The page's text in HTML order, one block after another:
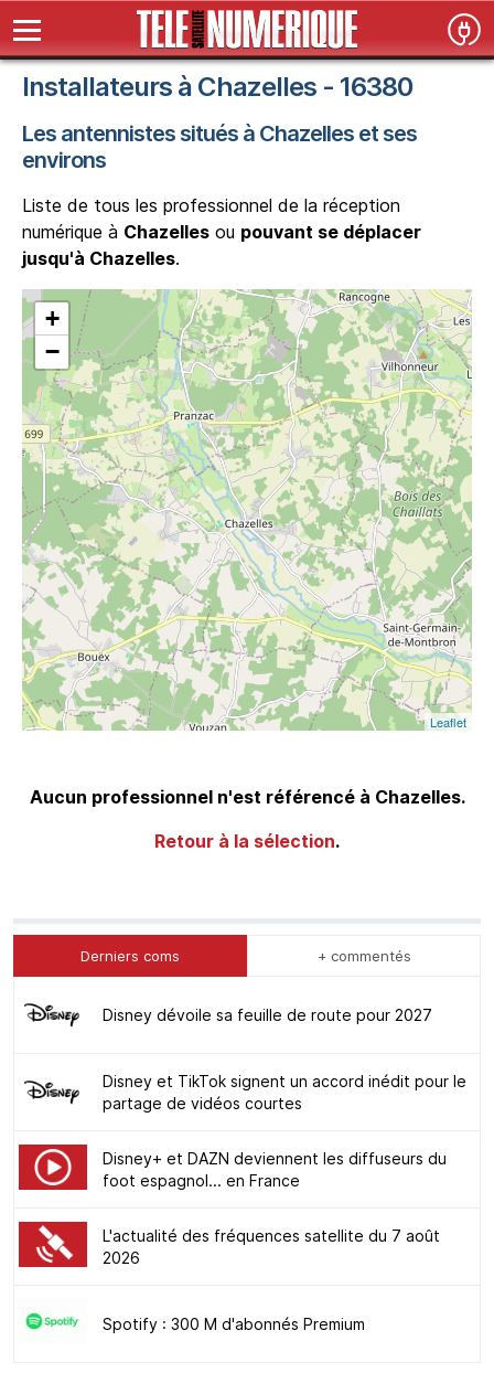
Installateurs à Chazelles - 16380
Les antennistes situés à Chazelles et ses
environs
Liste de tous les professionnel de la réception
numérique à Chazelles ou pouvant se déplacer
jusqu'à Chazelles.
+
−
Leaflet
Aucun professionnel n'est référencé à Chazelles.
Retour à la sélection.
Derniers coms + commentés
Disney dévoile sa feuille de route pour 2027
Disney et TikTok signent un accord inédit pour le
partage de vidéos courtes
Disney+ et DAZN deviennent les diffuseurs du
foot espagnol... en France
L'actualité des fréquences satellite du 7 août
2026
Spotify : 300 M d'abonnés Premium